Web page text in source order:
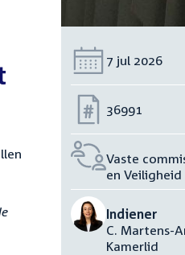
Datum:
7 jul 2026
Nummer:
36991
Vaste
en Veiligheid
Indiener
C. Martens-
Kamerlid